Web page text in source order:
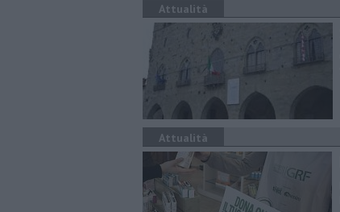
Attualità
Attualità